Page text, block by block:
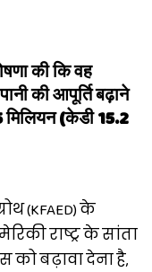
की कि वह
की आपूर्ति बढ़ाने
(केडी 15.2
(KFAED) के
राष्ट्र के सांता
को बढ़ावा देना है,